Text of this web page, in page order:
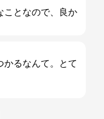
ことなので、良か
かるなんて。とて